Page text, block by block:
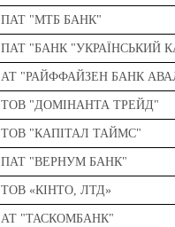
ПАТ "МТБ БАНК"
ПАТ "БАНК "УКРАЇНСЬКИЙ
АТ "РАЙФФАЙЗЕН БАНК
ТОВ "ДОМІНАНТА ТРЕЙД"
ТОВ "КАПІТАЛ ТАЙМС"
ПАТ "ВЕРНУМ БАНК"
ТОВ «КІНТО, ЛТД»
АТ "ТАСКОМБАНК"